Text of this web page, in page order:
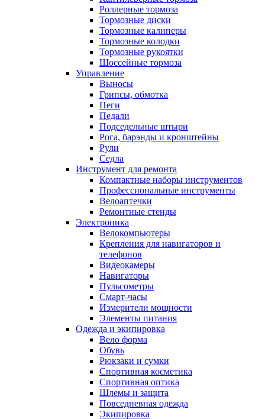
Роллерные тормоза
Тормозные диски
Тормозные калиперы
Тормозные колодки
Тормозные рукоятки
Шоссейные тормоза
Управление
Выносы
Грипсы, обмотка
Пеги
Педали
Подседельные штыри
Рога, барэнды и кронштейны
Рули
Седла
Инструмент для ремонта
Компактные наборы инструментов
Профессиональные инструменты
Велоаптечки
Ремонтные стенды
Электроника
Велокомпьютеры
Крепления для навигаторов и
телефонов
Видеокамеры
Навигаторы
Пульсометры
Смарт-часы
Измерители мощности
Элементы питания
Одежда и экипировка
Вело форма
Обувь
Рюкзаки и сумки
Спортивная косметика
Спортивная оптика
Шлемы и защита
Повседневная одежда
Экипировка